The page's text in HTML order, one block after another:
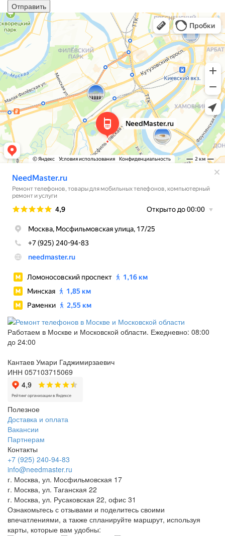
Работаем в Москве и Московской области. Ежедневно: 08:00
до 24:00
Кантаев Умари Гаджимирзаевич
ИНН 057103715069
Полезное
Доставка и оплата
Вакансии
Партнерам
Контакты
+7 (925) 240-94-83
info@needmaster.ru
г. Москва, ул. Мосфильмовская 17
г. Москва, ул. Таганская 22
г. Москва, ул. Русаковская 22, офис 31
Ознакомьтесь с отзывами и поделитесь своими
впечатлениями, а также спланируйте маршрут, используя
карты, которые вам удобны: